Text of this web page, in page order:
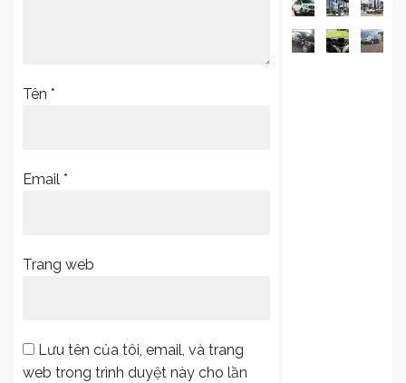
Tên *
Email *
Trang web
Lưu tên của tôi, email, và trang
web trong trình duyệt này cho lần